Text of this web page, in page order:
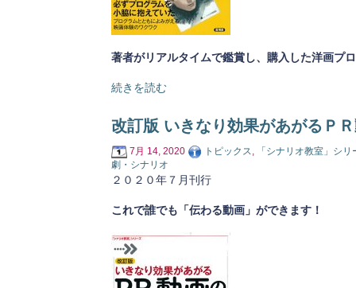
著者がリアルタイムで鑑賞し、購入した洋画プ
続きを読む
改訂版 いきなり効果があがるＰ
7月 14, 2020 トピックス,
「シナリオ教室」シリ
劇・シナリオ
２０２０年７月刊行
これで誰でも「伝わる動画」ができます！